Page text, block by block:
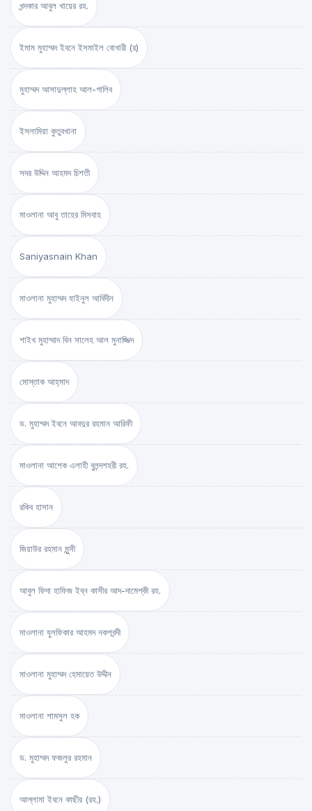
খন্দকার আবুল খায়ের রহ.
ইমাম মুহাম্মদ ইবনে ইসমাইল বোখারী (র)
মুহাম্মদ আসাদুল্লাহ আল-গালিব
ইসলামিয়া কুতুবখানা
সদর উদ্দিন আহমদ চিশতী
মাওলানা আবু তাহের মিসবাহ
Saniyasnain Khan
মাওলানা মুহাম্মদ যাইনুল আবিদীন
শাইখ মুহাম্মাদ বিন সালেহ আল মুনাজ্জিদ
মোস্তাক আহ্‌মাদ
ড. মুহাম্মদ ইবনে আবদুর রহমান আরিফী
মাওলানা আশেক এলাহী বুলন্দশহরী রহ.
রকিব হাসান
জিয়াউর রহমান মুন্সী
আবুল ফিদা হাফিজ ইব্‌ন কাসীর আদ-দামেশ্‌কী রহ.
মাওলানা যুলফিকার আহমদ নকশবন্দী
মাওলানা মুহাম্মদ হেমায়েত উদ্দীন
মাওলানা শামসুল হক
ড. মুহাম্মদ ফজলুর রহমান
আল্লামা ইবনে কাছীর (রহ.)